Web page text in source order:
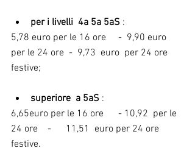
per i livelli  4a 5a 5aS :
5,78 euro per le 16 ore     -  9,90 euro
per le 24 ore  -  9,73  euro  per 24 ore
festive;
superiore  a 5aS :
6,65euro per le 16 ore      - 10,92  per le
24 ore    -      11,51  euro per 24 ore
festive.